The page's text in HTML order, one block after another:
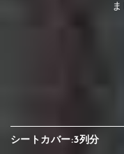
ま
シートカバー:3列分